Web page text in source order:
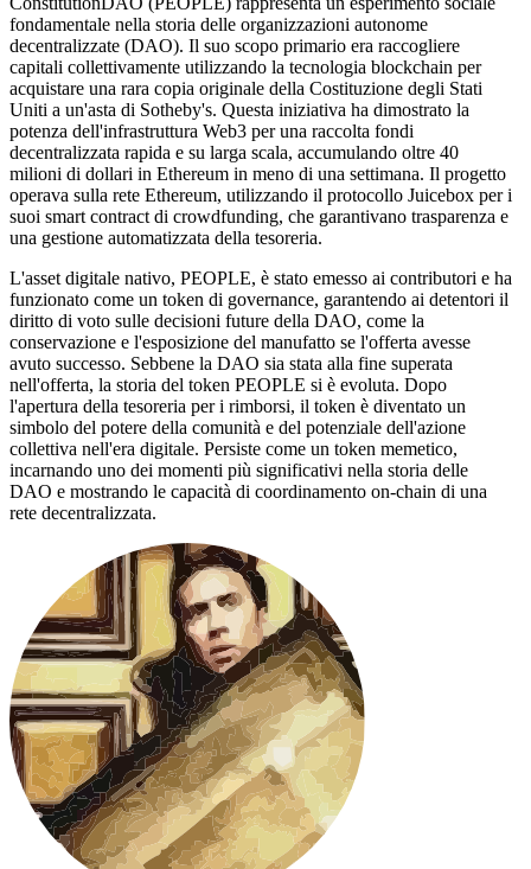
fondamentale nella storia delle organizzazioni autonome
decentralizzate (DAO). Il suo scopo primario era raccogliere
capitali collettivamente utilizzando la tecnologia blockchain per
acquistare una rara copia originale della Costituzione degli Stati
Uniti a un'asta di Sotheby's. Questa iniziativa ha dimostrato la
potenza dell'infrastruttura Web3 per una raccolta fondi
decentralizzata rapida e su larga scala, accumulando oltre 40
milioni di dollari in Ethereum in meno di una settimana. Il progetto
operava sulla rete Ethereum, utilizzando il protocollo Juicebox per i
suoi smart contract di crowdfunding, che garantivano trasparenza e
una gestione automatizzata della tesoreria.
L'asset digitale nativo, PEOPLE, è stato emesso ai contributori e ha
funzionato come un token di governance, garantendo ai detentori il
diritto di voto sulle decisioni future della DAO, come la
conservazione e l'esposizione del manufatto se l'offerta avesse
avuto successo. Sebbene la DAO sia stata alla fine superata
nell'offerta, la storia del token PEOPLE si è evoluta. Dopo
l'apertura della tesoreria per i rimborsi, il token è diventato un
simbolo del potere della comunità e del potenziale dell'azione
collettiva nell'era digitale. Persiste come un token memetico,
incarnando uno dei momenti più significativi nella storia delle
DAO e mostrando le capacità di coordinamento on-chain di una
rete decentralizzata.